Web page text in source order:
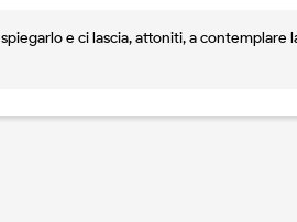
e ci lascia, attoniti, a